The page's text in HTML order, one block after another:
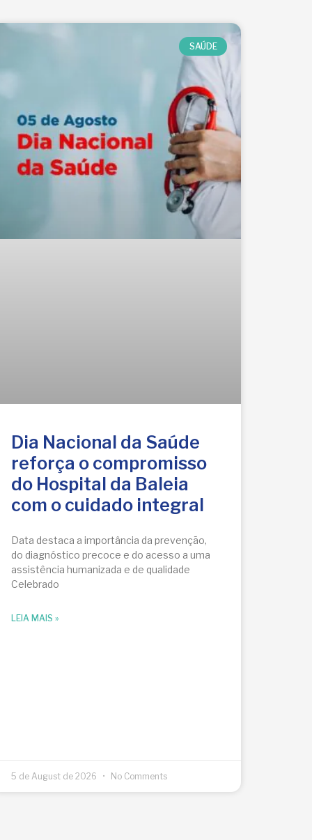
SAÚDE
Dia Nacional da Saúde
reforça o compromisso
do Hospital da Baleia
com o cuidado integral
Data destaca a importância da prevenção,
do diagnóstico precoce e do acesso a uma
assistência humanizada e de qualidade
Celebrado
LEIA MAIS »
5 de August de 2026 No Comments